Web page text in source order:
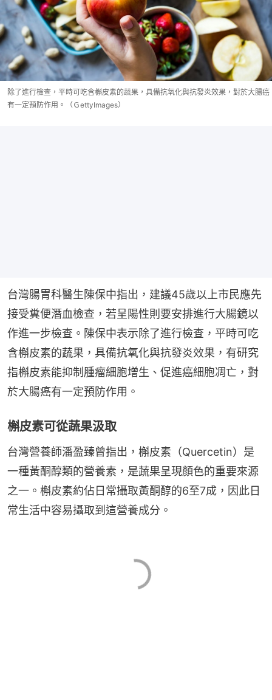
除了進行檢查，平時可吃含槲皮素的蔬果，具備抗氧化與抗發炎效果，對於大腸癌
有一定預防作用。（ＧettyImages）
台灣腸胃科醫生陳保中指出，建議45歲以上市民應先
接受糞便潛血檢查，若呈陽性則要安排進行大腸鏡以
作進一步檢查。陳保中表示除了進行檢查，平時可吃
含槲皮素的蔬果，具備抗氧化與抗發炎效果，有研究
指槲皮素能抑制腫瘤細胞增生、促進癌細胞凋亡，對
於大腸癌有一定預防作用。
槲皮素可從蔬果汲取
台灣營養師潘盈臻曾指出，槲皮素（Quercetin）是
一種黃酮醇類的營養素，是蔬果呈現顏色的重要來源
之一。槲皮素約佔日常攝取黃酮醇的6至7成，因此日
常生活中容易攝取到這營養成分。